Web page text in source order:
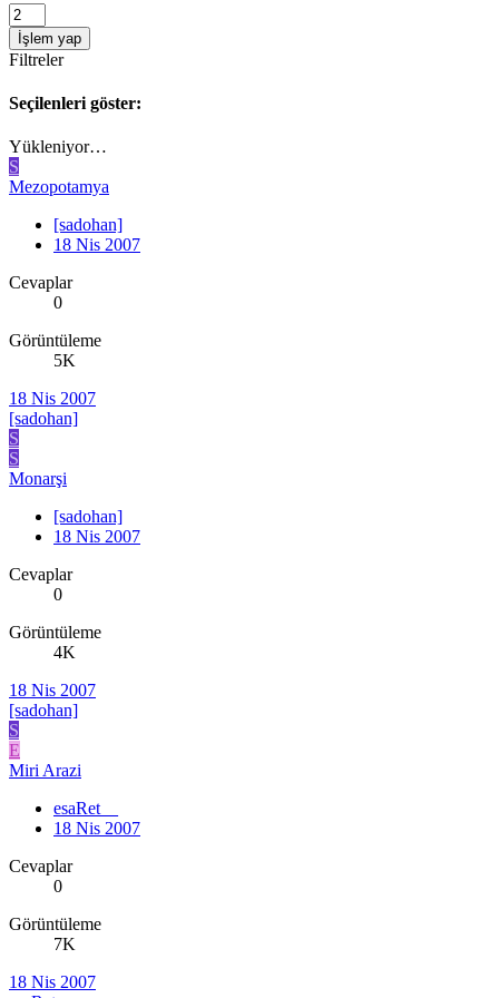
İşlem yap
Filtreler
Seçilenleri göster:
Yükleniyor…
S
Mezopotamya
[sadohan]
18 Nis 2007
Cevaplar
0
Görüntüleme
5K
18 Nis 2007
[sadohan]
S
S
Monarşi
[sadohan]
18 Nis 2007
Cevaplar
0
Görüntüleme
4K
18 Nis 2007
[sadohan]
S
E
Miri Arazi
esaRet__
18 Nis 2007
Cevaplar
0
Görüntüleme
7K
18 Nis 2007